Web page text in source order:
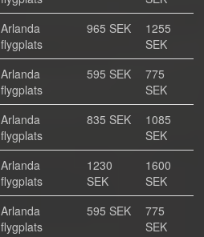
Arlanda
flygplats
965 SEK
1255
SEK
Arlanda
flygplats
595 SEK
775
SEK
Arlanda
flygplats
835 SEK
1085
SEK
Arlanda
flygplats
1230
SEK
1600
SEK
Arlanda
flygplats
595 SEK
775
SEK